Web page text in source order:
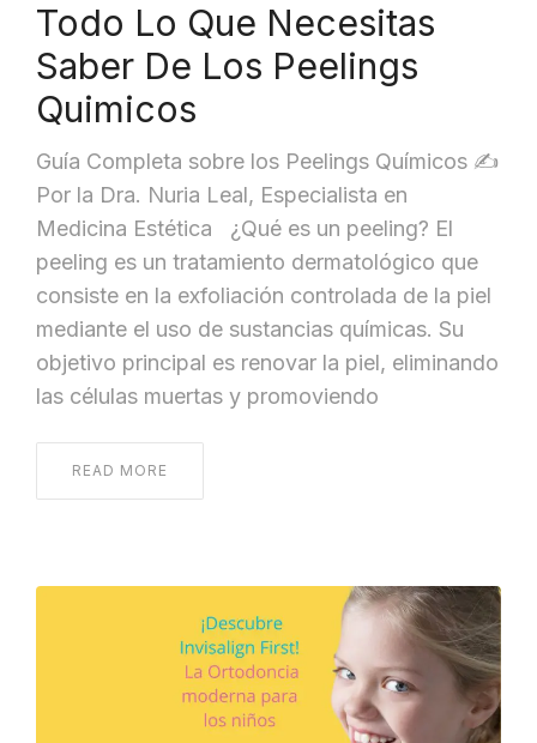
Todo Lo Que Necesitas
Saber De Los Peelings
Quimicos
Guía Completa sobre los Peelings Químicos ✍️
Por la Dra. Nuria Leal, Especialista en
Medicina Estética ¿Qué es un peeling? El
peeling es un tratamiento dermatológico que
consiste en la exfoliación controlada de la piel
mediante el uso de sustancias químicas. Su
objetivo principal es renovar la piel, eliminando
las células muertas y promoviendo
READ MORE